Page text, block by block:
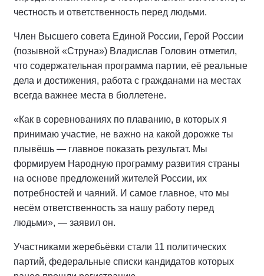
Центрального совета сторонников Единой России,
сенатор, Герой России Александр Карелин.
«Главное в избирательной кампании – соблюдать
правила, честно проходить все положенные
Оставаться ответственными и требовательными к
себе и своей работе с людьми», — уверен он.
По его словам, главное в политической борьбе — не
определённый номер в избирательном бюллетене, а
честность и ответственность перед людьми.
Член Высшего совета Единой России, Герой России
(позывной «Струна») Владислав Головин отметил,
что содержательная программа партии, её реальные
дела и достижения, работа с гражданами на местах